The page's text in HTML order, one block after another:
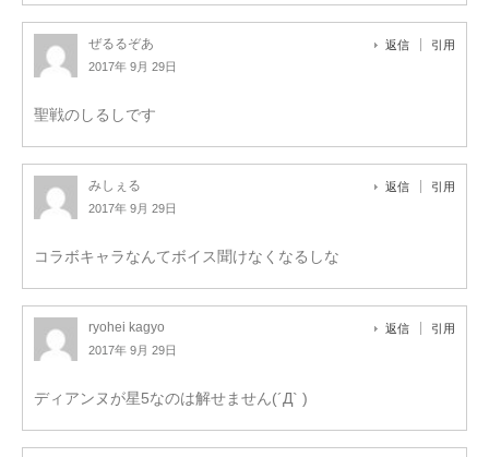
ぜるるぞあ
2017年 9月 29日
返信 引用
聖戦のしるしです
みしぇる
2017年 9月 29日
返信 引用
コラボキャラなんてボイス聞けなくなるしな
ryohei kagyo
2017年 9月 29日
返信 引用
ディアンヌが星5なのは解せません(´Д` )